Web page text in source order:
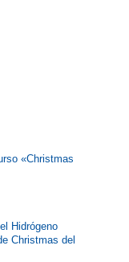
«Christmas
Hidrógeno
Christmas del